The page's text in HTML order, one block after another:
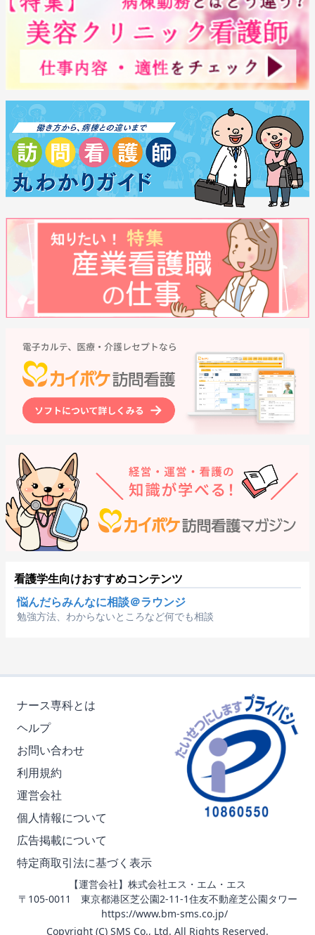
看護学生向けおすすめコンテンツ
悩んだらみんなに相談＠ラウンジ
勉強方法、わからないところなど何でも相談
ナース専科とは
ヘルプ
お問い合わせ
利用規約
運営会社
個人情報について
広告掲載について
特定商取引法に基づく表示
【運営会社】株式会社エス・エム・エス
〒105-0011 東京都港区芝公園2-11-1住友不動産芝公園タワー
https://www.bm-sms.co.jp/
Copyright (C) SMS Co., Ltd. All Rights Reserved.